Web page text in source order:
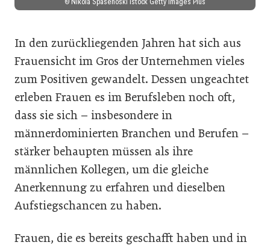
In den zurückliegenden Jahren hat sich aus
Frauensicht im Gros der Unternehmen vieles
zum Positiven gewandelt. Dessen ungeachtet
erleben Frauen es im Berufsleben noch oft,
dass sie sich – insbesondere in
männerdominierten Branchen und Berufen –
stärker behaupten müssen als ihre
männlichen Kollegen, um die gleiche
Anerkennung zu erfahren und dieselben
Aufstiegschancen zu haben.
Frauen, die es bereits geschafft haben und in